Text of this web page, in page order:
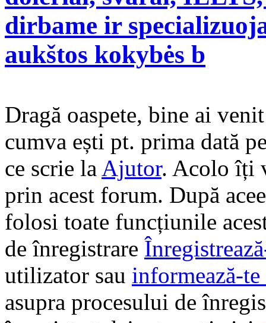
dirbame ir
aukštos kokybės b
Dragă oaspete, bine ai
cumva ești pt. prima dată
ce scrie la Ajutor. Acolo îți
prin acest forum. După
folosi toate funcțiunile
de înregistrare
utilizator sau informează-
asupra procesului de